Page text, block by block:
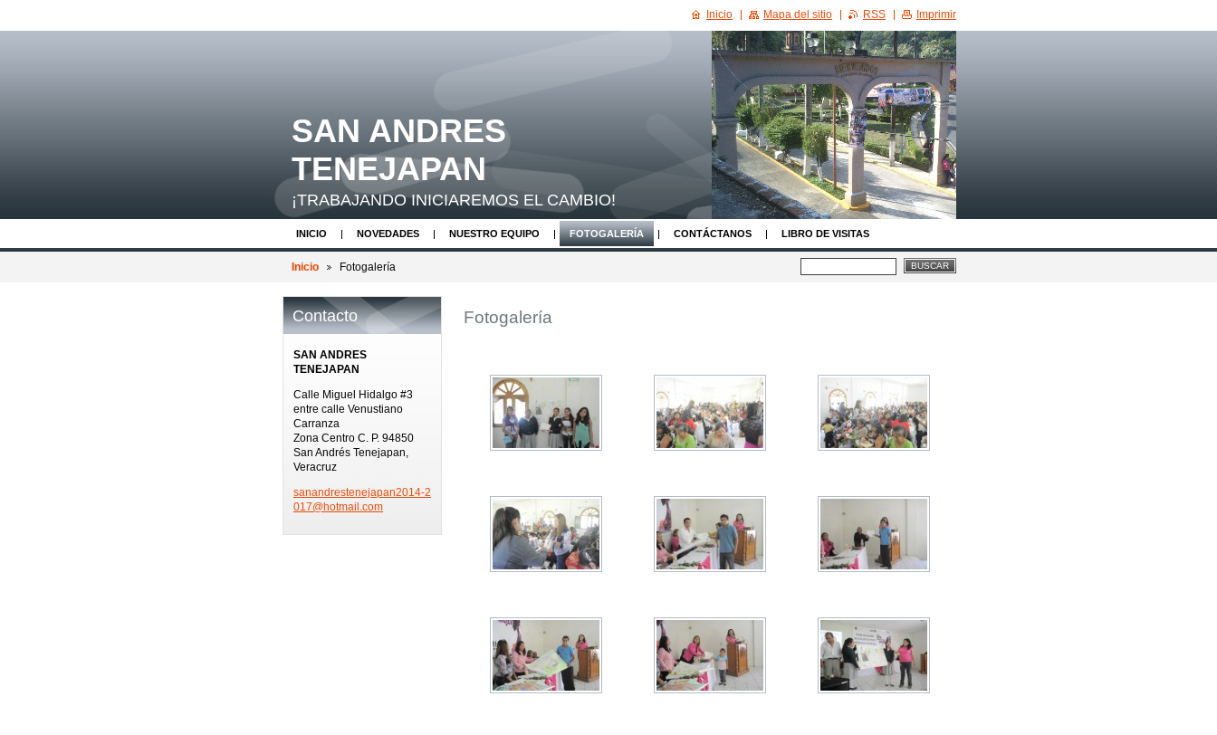
SAN ANDRES
TENEJAPAN
¡TRABAJANDO INICIAREMOS EL CAMBIO!
INICIO NOVEDADES NUESTRO EQUIPO FOTOGALERÍA CONTÁCTANOS LIBRO DE VISITAS
PREGUNTAS FRECUENTES
Inicio Fotogalería
Fotogalería
Contacto
SAN ANDRES
TENEJAPAN
Calle Miguel Hidalgo #3
entre calle Venustiano
Carranza
Zona Centro C. P. 94850
San Andrés Tenejapan,
Veracruz
sanandrestenejapan2014-2
017@hotmail.com
Inicio Mapa del sitio RSS Imprimir